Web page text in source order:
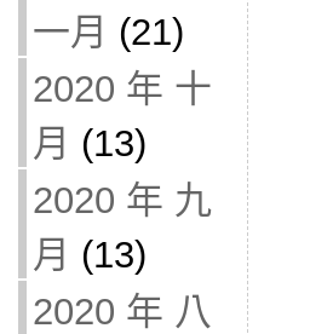
一月 (21)
2020 年 十
月 (13)
2020 年 九
月 (13)
2020 年 八